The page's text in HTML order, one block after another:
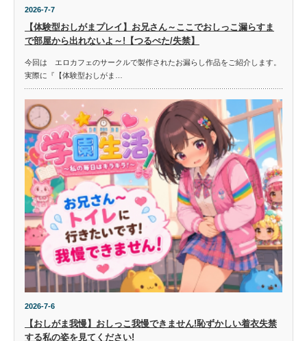
2026-7-7
【体験型おしがまプレイ】お兄さん～ここでおしっこ漏らすま
で部屋から出れないよ～!【つるぺた/失禁】
今回は エロカフェのサークルで製作されたお漏らし作品をご紹介します。
実際に『【体験型おしがま…
2026-7-6
【おしがま我慢】おしっこ我慢できません!恥ずかしい着衣失禁
する私の姿を見てください!